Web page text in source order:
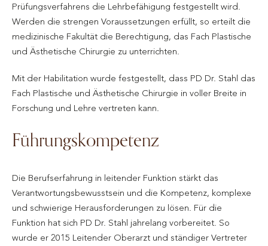
Prüfungsverfahrens die Lehrbefähigung festgestellt wird.
Werden die strengen Voraussetzungen erfüllt, so erteilt die
medizinische Fakultät die Berechtigung, das Fach Plastische
und Ästhetische Chirurgie zu unterrichten.
Mit der Habilitation wurde festgestellt, dass PD Dr. Stahl das
Fach Plastische und Ästhetische Chirurgie in voller Breite in
Forschung und Lehre vertreten kann.
Führungskompetenz
Die Berufserfahrung in leitender Funktion stärkt das
Verantwortungsbewusstsein und die Kompetenz, komplexe
und schwierige Herausforderungen zu lösen. Für die
Funktion hat sich PD Dr. Stahl jahrelang vorbereitet. So
wurde er 2015 Leitender Oberarzt und ständiger Vertreter